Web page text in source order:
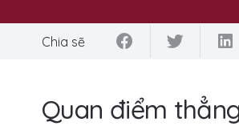
Chia sẽ
Quan điểm